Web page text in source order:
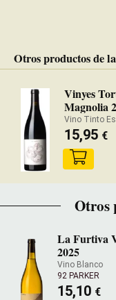
Otros productos de
Vinyes
Magnolia
Vino Tinto
15,95 €
Otros
La Furtiva
2025
Vino Blanco
92 PARKER
15,10 €